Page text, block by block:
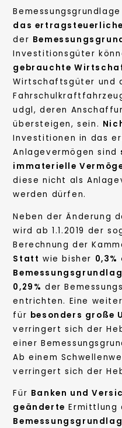
Bemessungsgrundlage
das
der
Investitionsgüter
gebrauchte
Wirtschaftsgüter und
udgl, deren
übersteigen, sein.
Investitionen in das
Anlagevermögen sind
immaterielle
diese nicht als
werden dürfen.
Neben der Änderung
wird ab 1.1.2019 der
Berechnung der
Statt wie bisher 0,3%
0,29% der
entrichten. Eine
für besonders große
verringert sich der
einer
Ab einem
verringert sich der
Für Banken und
geänderte Ermittlung